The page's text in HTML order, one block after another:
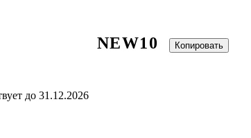
NEW10 Копировать
до 31.12.2026